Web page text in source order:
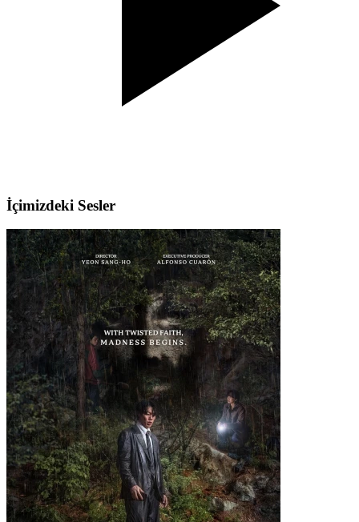
İçimizdeki Sesler